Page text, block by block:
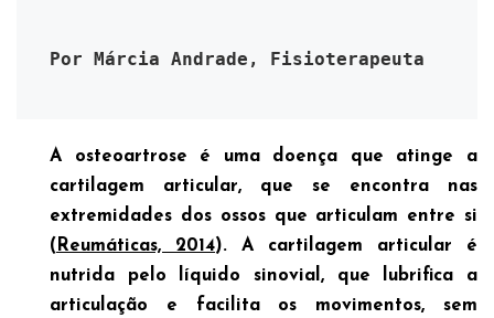
Por Márcia Andrade, Fisioterapeuta
A osteoartrose é uma doença que atinge a
cartilagem articular, que se encontra nas
extremidades dos ossos que articulam entre si
( Reumáticas, 2014). A cartilagem articular é
nutrida pelo líquido sinovial, que lubrifica a
articulação e facilita os movimentos, sem